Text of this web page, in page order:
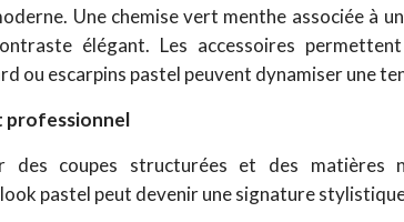
Une chemise vert menthe associée à
élégant. Les accessoires
ou escarpins pastel peuvent dynamiser une
professionnel
des coupes structurées et des matières
pastel peut devenir une signature